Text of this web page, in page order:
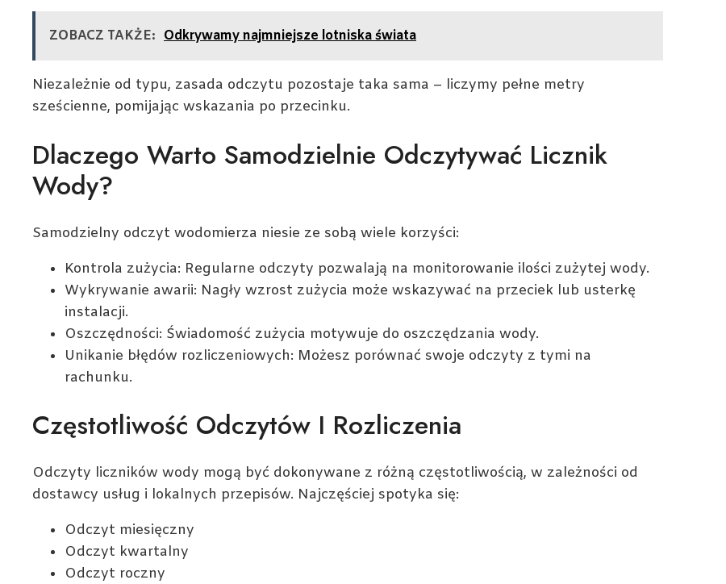
ZOBACZ TAKŻE: Odkrywamy najmniejsze lotniska świata
Niezależnie od typu, zasada odczytu pozostaje taka sama – liczymy pełne metry
sześcienne, pomijając wskazania po przecinku.
Dlaczego Warto Samodzielnie Odczytywać Licznik
Wody?
Samodzielny odczyt wodomierza niesie ze sobą wiele korzyści:
Kontrola zużycia: Regularne odczyty pozwalają na monitorowanie ilości zużytej wody.
Wykrywanie awarii: Nagły wzrost zużycia może wskazywać na przeciek lub usterkę
instalacji.
Oszczędności: Świadomość zużycia motywuje do oszczędzania wody.
Unikanie błędów rozliczeniowych: Możesz porównać swoje odczyty z tymi na
rachunku.
Częstotliwość Odczytów I Rozliczenia
Odczyty liczników wody mogą być dokonywane z różną częstotliwością, w zależności od
dostawcy usług i lokalnych przepisów. Najczęściej spotyka się:
Odczyt miesięczny
Odczyt kwartalny
Odczyt roczny